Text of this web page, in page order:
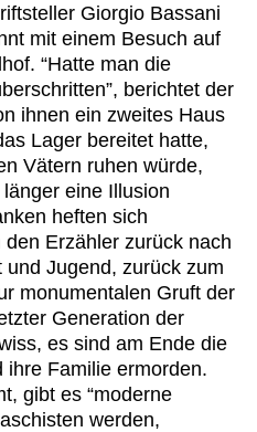
Giorgio Bassani
mit einem Besuch auf
“Hatte man die
berichtet der
ihnen ein zweites Haus
Lager bereitet hatte,
Vätern ruhen würde,
eine Illusion
heften sich
Erzähler zurück nach
Jugend, zurück zum
monumentalen Gruft der
Generation der
es sind am Ende die
ihre Familie ermorden.
gibt es “moderne
werden,